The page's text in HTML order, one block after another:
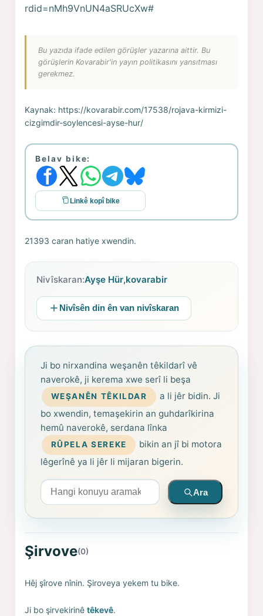
rdid=nMh9VnUN4aSRUcXw#
Bu yazıda ifade edilen görüşler yazarına aittir. Bu
görüşlerin Kovarabir'in yayın politikasını yansıtması
gerekmez.
Kaynak: https://kovarabir.com/17538/rojava-kirmizi-
cizgimdir-soylencesi-ayse-hur/
Belav bike:
Linkê kopî bike
21393 caran hatiye xwendin.
Nivîskaran:Ayşe Hür,kovarabir
Nivîsên din ên van nivîskaran
Ji bo nirxandina weşanên têkildarî vê
naverokê, ji kerema xwe serî li beşa
WEŞANÊN TÊKILDAR
a li jêr bidin. Ji
bo xwendin, temaşekirin an guhdarîkirina
hemû naverokê, serdana lînka
RÛPELA SEREKE
bikin an jî bi motora
lêgerînê ya li jêr li mijaran bigerin.
Arama yapın
Ara
Şirvove(0)
Hêj şîrove nînin. Şiroveya yekem tu bike.
Ji bo şirvekirinêtêkevê.